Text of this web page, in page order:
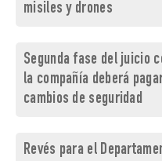
misiles y drones
Segunda fase del juicio
la compañía deberá
cambios de seguridad
Revés para el